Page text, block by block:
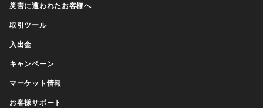
災害に遭われたお客様へ
取引ツール
入出金
キャンペーン
マーケット情報
お客様サポート